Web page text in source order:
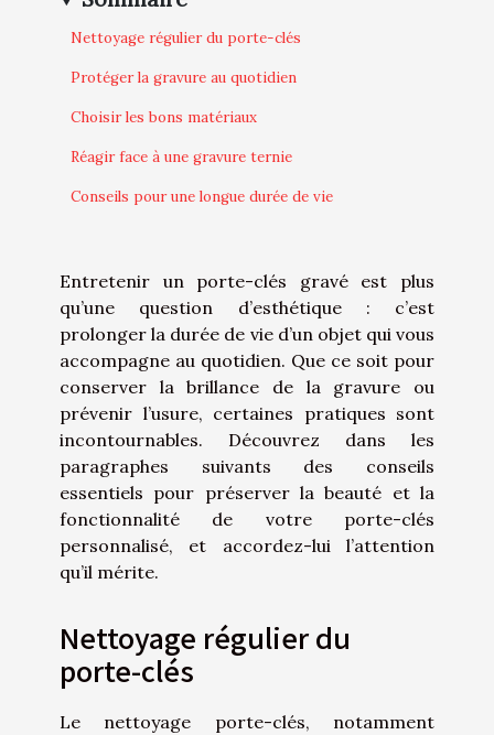
Nettoyage régulier du porte-clés
Protéger la gravure au quotidien
Choisir les bons matériaux
Réagir face à une gravure ternie
Conseils pour une longue durée de vie
Entretenir un porte-clés gravé est plus
qu’une question d’esthétique : c’est
prolonger la durée de vie d’un objet qui vous
accompagne au quotidien. Que ce soit pour
conserver la brillance de la gravure ou
prévenir l’usure, certaines pratiques sont
incontournables. Découvrez dans les
paragraphes suivants des conseils
essentiels pour préserver la beauté et la
fonctionnalité de votre porte-clés
personnalisé, et accordez-lui l’attention
qu’il mérite.
Nettoyage régulier du
porte-clés
Le nettoyage porte-clés, notamment